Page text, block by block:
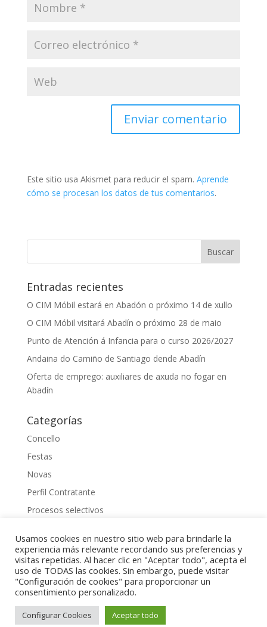
Este sitio usa Akismet para reducir el spam. Aprende
cómo se procesan los datos de tus comentarios.
Entradas recientes
O CIM Móbil estará en Abadón o próximo 14 de xullo
O CIM Móbil visitará Abadín o próximo 28 de maio
Punto de Atención á Infancia para o curso 2026/2027
Andaina do Camiño de Santiago dende Abadín
Oferta de emprego: auxiliares de axuda no fogar en
Abadín
Categorías
Concello
Festas
Novas
Perfil Contratante
Procesos selectivos
2023 Gestionado porRaquel Cuadrado
Implementado porPerfect Numbers
Control | Telemetría | Programación a Medida |
Usamos cookies en nuestro sitio web para brindarle la
experiencia más relevante recordando sus preferencias y
visitas repetidas. Al hacer clic en "Aceptar todo", acepta el
uso de TODAS las cookies. Sin embargo, puede visitar
"Configuración de cookies" para proporcionar un
consentimiento personalizado.
Configurar Cookies Aceptar todo